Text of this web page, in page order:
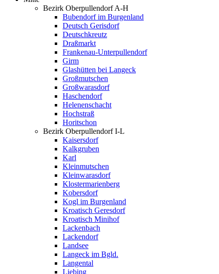
Bezirk Oberpullendorf A-H
Bubendorf im Burgenland
Deutsch Gerisdorf
Deutschkreutz
Draßmarkt
Frankenau-Unterpullendorf
Girm
Glashütten bei Langeck
Großmutschen
Großwarasdorf
Haschendorf
Helenenschacht
Hochstraß
Horitschon
Bezirk Oberpullendorf I-L
Kaisersdorf
Kalkgruben
Karl
Kleinmutschen
Kleinwarasdorf
Klostermarienberg
Kobersdorf
Kogl im Burgenland
Kroatisch Geresdorf
Kroatisch Minihof
Lackenbach
Lackendorf
Landsee
Langeck im Bgld.
Langental
Liebing